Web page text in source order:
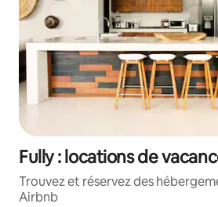
Fully : locations de
Trouvez et réservez des
Airbnb